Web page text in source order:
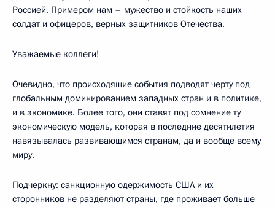
Россией. Примером нам – мужество и стойкость наших
солдат и офицеров, верных защитников Отечества.
Уважаемые коллеги!
Очевидно, что происходящие события подводят черту под
глобальным доминированием западных стран и в политике,
и в экономике. Более того, они ставят под сомнение ту
экономическую модель, которая в последние десятилетия
навязывалась развивающимся странам, да и вообще всему
миру.
Подчеркну: санкционную одержимость США и их
сторонников не разделяют страны, где проживает больше